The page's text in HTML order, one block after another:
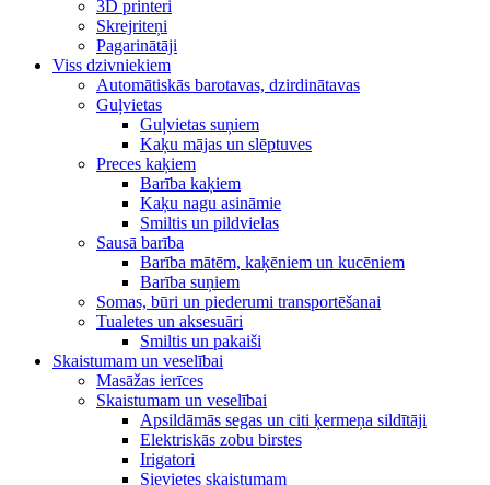
3D printeri
Skrejriteņi
Pagarinātāji
Viss dzivniekiem
Automātiskās barotavas, dzirdinātavas
Guļvietas
Guļvietas suņiem
Kaķu mājas un slēptuves
Preces kaķiem
Barība kaķiem
Kaķu nagu asināmie
Smiltis un pildvielas
Sausā barība
Barība mātēm, kaķēniem un kucēniem
Barība suņiem
Somas, būri un piederumi transportēšanai
Tualetes un aksesuāri
Smiltis un pakaiši
Skaistumam un veselībai
Masāžas ierīces
Skaistumam un veselībai
Apsildāmās segas un citi ķermeņa sildītāji
Elektriskās zobu birstes
Irigatori
Sievietes skaistumam